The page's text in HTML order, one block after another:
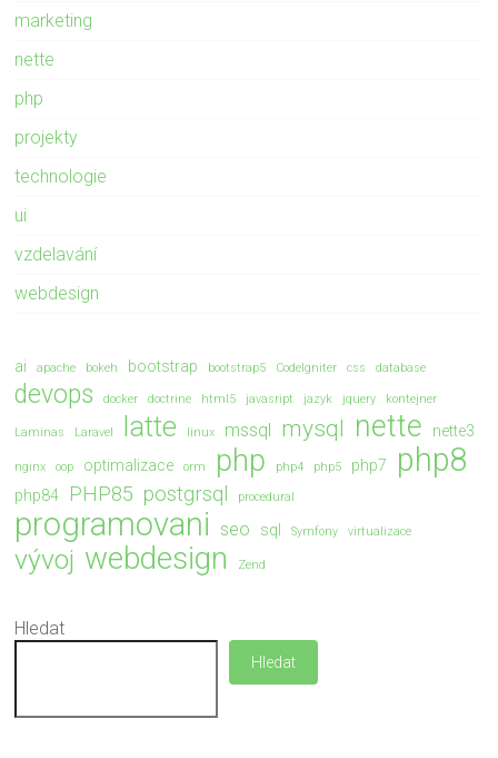
marketing
nette
php
projekty
technologie
ui
vzdelavání
webdesign
ai apache bokeh bootstrap bootstrap5 CodeIgniter css database
devops docker doctrine html5 javasript jazyk jquery kontejner
Laminas Laravel latte linux mssql mysql nette nette3
nginx oop optimalizace orm php php4 php5 php7 php8
php84 PHP85 postgrsql procedural
programovani seo sql Symfony virtualizace
vývoj webdesign Zend
Hledat
Hledat